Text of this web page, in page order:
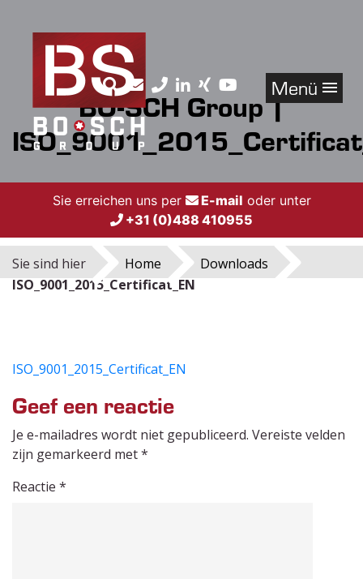
Menü
BO-SCH Group |
Sie erreichen uns per E-mail oder unter
+31 (0)488 410955
Sie sind hier Home
Downloads
ISO_9001_2015_Certificat_EN
ISO_9001_2015_Certificat_EN
Geef een reactie
Je e-mailadres wordt niet gepubliceerd. Vereiste velden
zijn gemarkeerd met*
Reactie *